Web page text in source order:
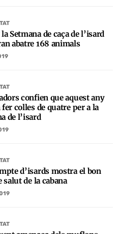
Setmana de caça de l’isard
abatre 168 animals
confien que aquest any
colles de quatre per a la
de l’isard
d’isards mostra el bon
salut de la cabana